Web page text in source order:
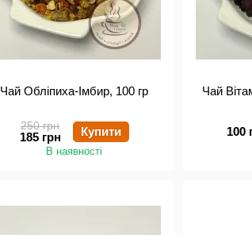
Чай Обліпиха-Імбир, 100 гр
250 грн
185 грн Купити
В наявності
Чай
100